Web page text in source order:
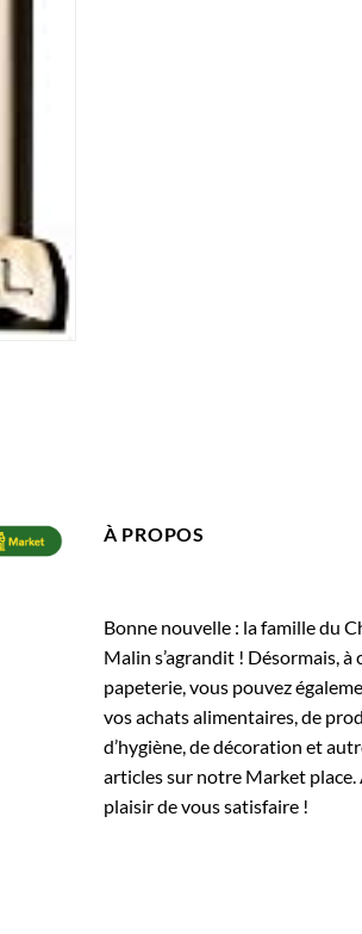
À PROPOS
Bonne nouvelle : la famille du
Malin s’agrandit ! Désormais, à
papeterie, vous pouvez
vos achats alimentaires, de
d’hygiène, de décoration et
articles sur notre Market place.
plaisir de vous satisfaire !